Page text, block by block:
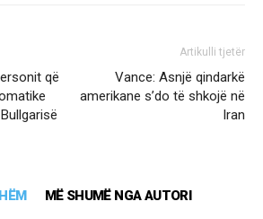
që
Artikulli tjetër
Vance: Asnjë qindarkë
amerikane s’do të shkojë në
Iran
MË SHUMË NGA AUTORI